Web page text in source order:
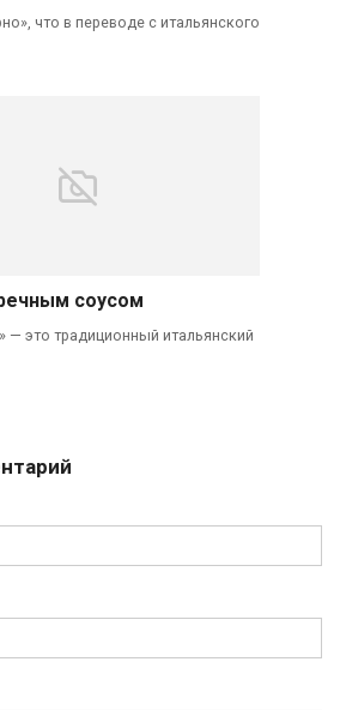
что в переводе с итальянского
соусом
— это традиционный итальянский